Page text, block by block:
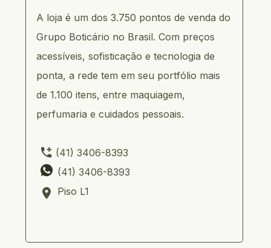
A loja é um dos 3.750 pontos de venda do
Grupo Boticário no Brasil. Com preços
acessíveis, sofisticação e tecnologia de
ponta, a rede tem em seu portfólio mais
de 1.100 itens, entre maquiagem,
perfumaria e cuidados pessoais.
(41) 3406-8393
       (41) 3406-8393
       Piso L1